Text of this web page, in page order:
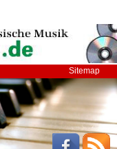
Sitemap